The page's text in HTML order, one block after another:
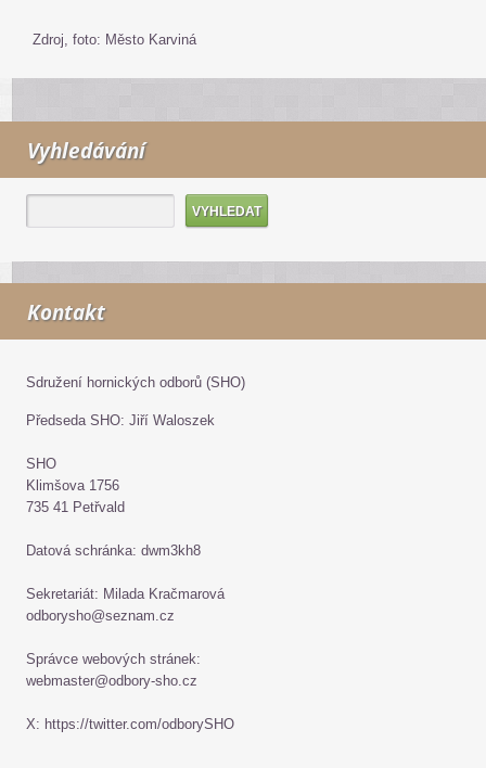
Zdroj, foto: Město Karviná
Vyhledávání
Kontakt
Sdružení hornických odborů (SHO)
Předseda SHO: Jiří Waloszek
SHO
Klimšova 1756
735 41 Petřvald
Datová schránka: dwm3kh8
Sekretariát: Milada Kračmarová
odborysho@seznam.cz
Správce webových stránek:
webmaster@odbory-sho.cz
X: https://twitter.com/odborySHO